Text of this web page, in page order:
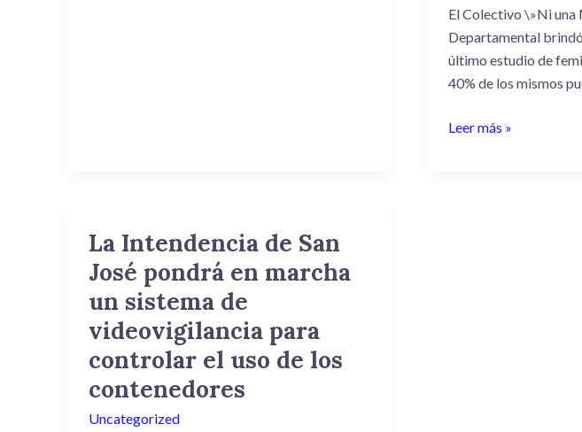
El Colectivo \»Ni una
Departamental
último estudio de
40% de los mismos
reclamó
a
la
justicia
se
Leer más »
La Intendencia de San
José pondrá en marcha
un sistema de
videovigilancia para
controlar el uso de los
contenedores
Uncategorized
La
Intendencia
de
San
José
pondrá
marcha
un